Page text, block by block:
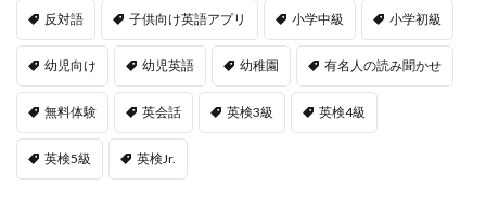
反対語 子供向け英語アプリ 小学中級 小学初級
幼児向け 幼児英語 幼稚園 有名人の読み聞かせ
無料体験 英会話 英検3級 英検4級
英検5級 英検Jr.